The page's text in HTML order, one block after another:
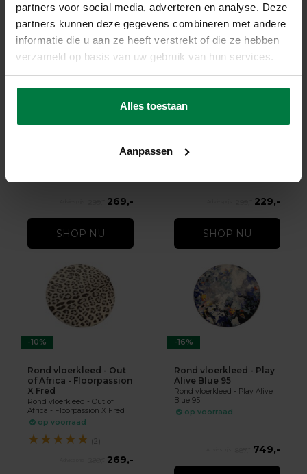
partners voor social media, adverteren en analyse. Deze
partners kunnen deze gegevens combineren met andere
informatie die u aan ze heeft verstrekt of die ze hebben
verzameld op basis van uw gebruik van hun services.
Alles toestaan
Aanpassen
Touch of Maroc - Rond
Vloerkleed By Fred van Leer
269,-
SHOP NU
Rond vloerkleed -
Etis Smaragd Green 55
229,-
SHOP NU
-10%
Rond vloerkleed - Out
of Africa - Floorpassion
X Fred
Rond vloerkleed - Out of
Africa - Floorpassion X Fred
op voorraad
★★★★★ (2)
269,-
-16%
Rond vloerkleed - Play
Alive Blue 95
Rond vloerkleed - Play Alive
Blue 95
op voorraad
749,-